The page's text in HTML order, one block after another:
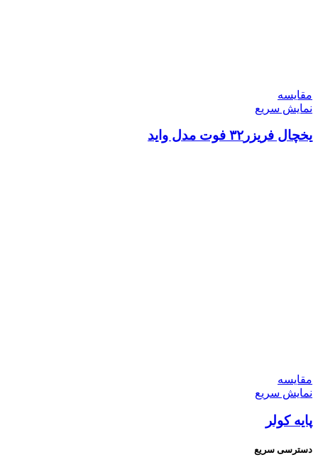
مقايسه
نمایش سریع
یخچال فریزر۳۲ فوت مدل واید
مقايسه
نمایش سریع
پایه کولر
دسترسی سریع